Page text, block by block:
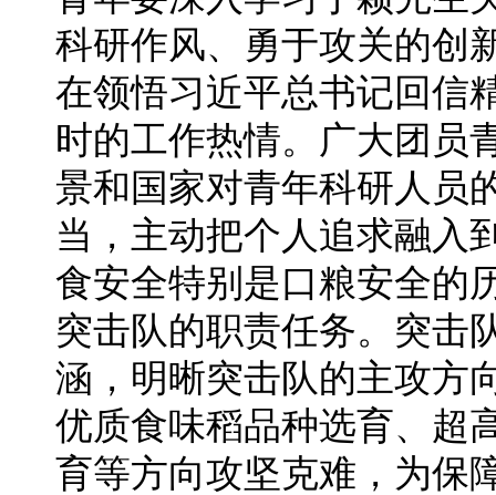
科研作风、勇于攻关的创
在领悟习近平总书记回信
时的工作热情。广大团员
景和国家对青年科研人员
当，主动把个人追求融入
食安全特别是口粮安全的
突击队的职责任务。突击
涵，明晰突击队的主攻方
优质食味稻品种选育、超
育等方向攻坚克难，为保